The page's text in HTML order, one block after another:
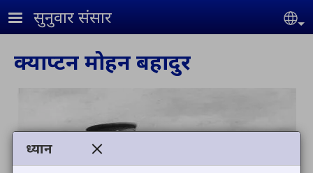
Skip to main content
सुनुवार संसार
क्याप्टन मोहन बहादुर
ध्यान